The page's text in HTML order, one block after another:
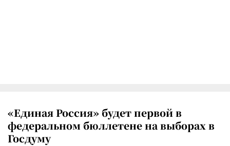
«Единая Россия» будет первой в
федеральном бюллетене на выборах в
Госдуму